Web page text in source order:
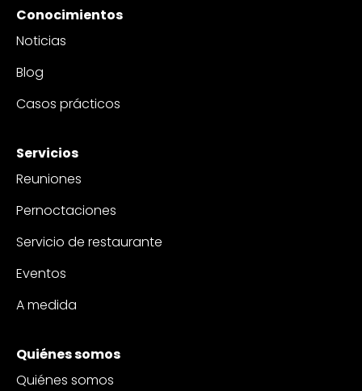
Conocimientos
Noticias
Blog
Casos prácticos
Servicios
Reuniones
Pernoctaciones
Servicio de restaurante
Eventos
A medida
Quiénes somos
Quiénes somos